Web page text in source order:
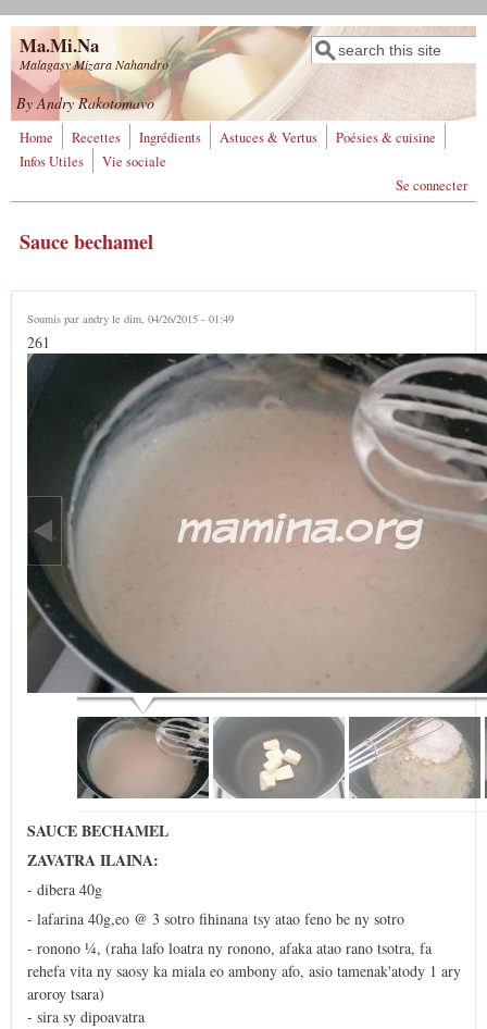
Aller au contenu principal
Ma.Mi.Na
Malagasy Mizara Nahandro
Formulaire de
recherche
Rechercher
By Andry Rakotomavo
Home Recettes Ingrédients Astuces & Vertus
Poésies & cuisine
Infos Utiles
Vie sociale
Se connecter
Sauce bechamel
Soumis par andry le dim, 04/26/2015 - 01:49
261
SAUCE BECHAMEL
ZAVATRA ILAINA:
- dibera 40g
- lafarina 40g,eo @ 3 sotro fihinana tsy atao feno be ny sotro
- ronono ¼, (raha lafo loatra ny ronono, afaka atao rano tsotra, fa
rehefa vita ny saosy ka miala eo ambony afo, asio tamenak'atody 1 ary
aroroy tsara)
- sira sy dipoavatra